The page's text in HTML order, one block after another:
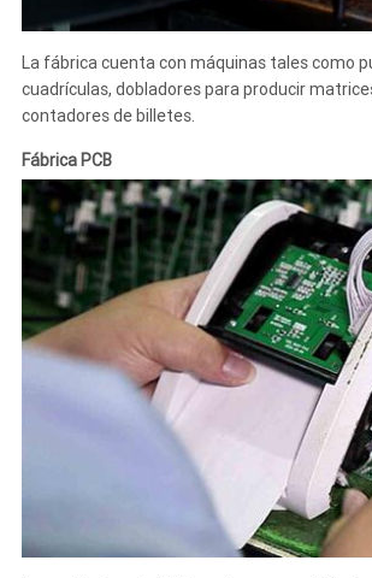
La fábrica cuenta con máquinas tales como
cuadrículas, dobladores para producir
contadores de billetes.
Fábrica PCB